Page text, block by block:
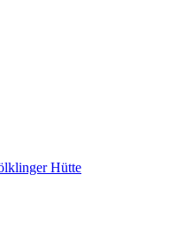
Hütte